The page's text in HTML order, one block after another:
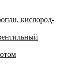
кислород-